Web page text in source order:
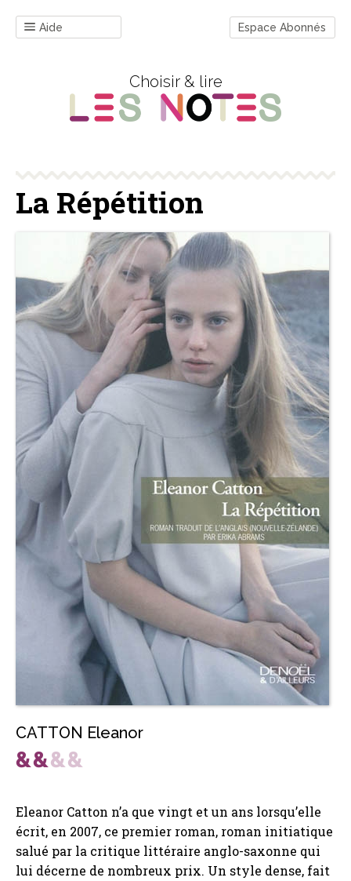
Aide Espace Abonnés
Choisir & lire
La Répétition
CATTON Eleanor
Eleanor Catton n’a que vingt et un ans lorsqu’elle
écrit, en 2007, ce premier roman, roman initiatique
salué par la critique littéraire anglo-saxonne qui
lui décerne de nombreux prix. Un style dense, fait